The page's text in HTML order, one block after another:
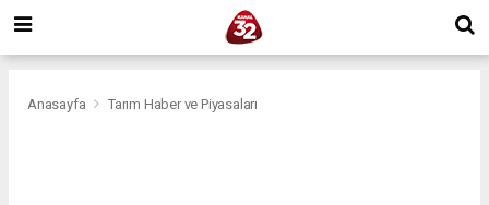
Anasayfa Tarım Haber ve Piyasaları